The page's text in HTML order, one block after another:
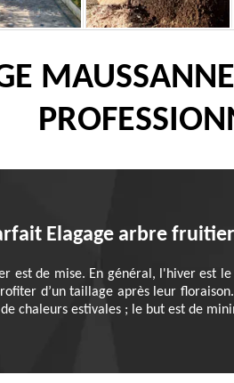
Elagage arbre
de mise. En général, l'hiver est
d’un taillage après leur
chaleurs estivales ; le but est de